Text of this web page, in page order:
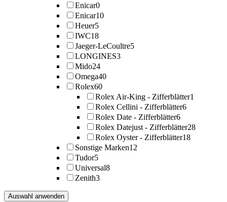
Enicar0
Enicar10
Heuer5
IWC18
Jaeger-LeCoultre5
LONGINES3
Mido24
Omega40
Rolex60
Rolex Air-King - Zifferblätter1
Rolex Cellini - Zifferblätter6
Rolex Date - Zifferblätter6
Rolex Datejust - Zifferblätter28
Rolex Oyster - Zifferblätter18
Sonstige Marken12
Tudor5
Universal8
Zenith3
Auswahl anwenden